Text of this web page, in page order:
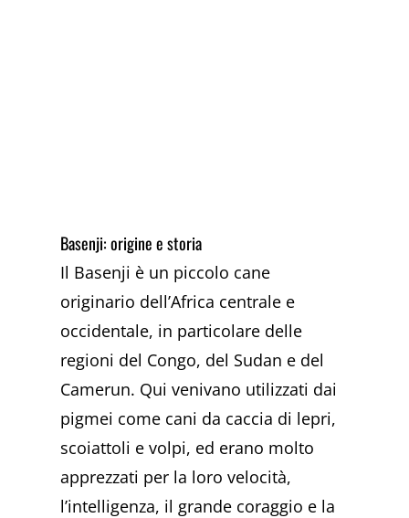
Basenji: origine e storia
Il Basenji è un piccolo cane
originario dell’Africa centrale e
occidentale, in particolare delle
regioni del Congo, del Sudan e del
Camerun. Qui venivano utilizzati dai
pigmei come cani da caccia di lepri,
scoiattoli e volpi, ed erano molto
apprezzati per la loro velocità,
l’intelligenza, il grande coraggio e la